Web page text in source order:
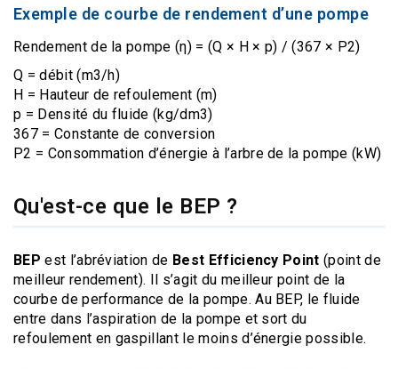
Exemple de courbe de rendement d’une pompe
Rendement de la pompe (η) = (Q × H × p) / (367 × P2)
Q = débit (m3/h)
H = Hauteur de refoulement (m)
p = Densité du fluide (kg/dm3)
367 = Constante de conversion
P2 = Consommation d’énergie à l’arbre de la pompe (kW)
Qu'est-ce que le BEP ?
BEP est l’abréviation de Best Efficiency Point (point de
meilleur rendement). Il s’agit du meilleur point de la
courbe de performance de la pompe. Au BEP, le fluide
entre dans l’aspiration de la pompe et sort du
refoulement en gaspillant le moins d’énergie possible.